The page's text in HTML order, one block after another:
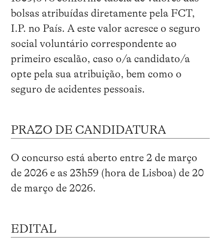
bolsas atribuídas diretamente pela FCT,
I.P. no País. A este valor acresce o seguro
social voluntário correspondente ao
primeiro escalão, caso o/a candidato/a
opte pela sua atribuição, bem como o
seguro de acidentes pessoais.
PRAZO DE CANDIDATURA
O concurso está aberto entre 2 de março
de 2026 e as 23h59 (hora de Lisboa) de 20
de março de 2026.
EDITAL